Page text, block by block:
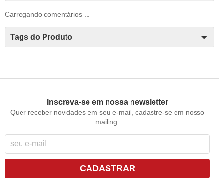
Carregando comentários ...
Tags do Produto
Inscreva-se em nossa newsletter
Quer receber novidades em seu e-mail, cadastre-se em nosso
mailing.
CADASTRAR